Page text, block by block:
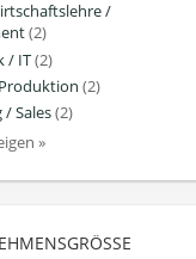
/
(2)
/ IT(2)
(2)
Sales(2)
»